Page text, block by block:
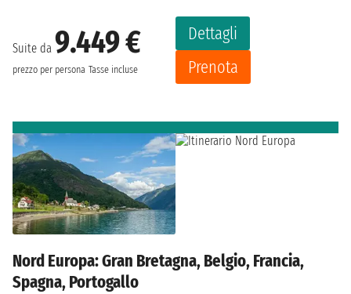
Suite da 9.449 €
prezzo per persona Tasse incluse
Dettagli
Prenota
Nord Europa: Gran Bretagna, Belgio, Francia,
Spagna, Portogallo